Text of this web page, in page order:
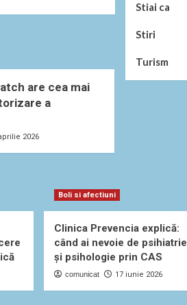
are cea mai
a
2026
Stiai ca
Stiri
Turism
Boli si afectiuni
Clinica Prevencia explică:
când ai nevoie de psihiatrie
și psihologie prin CAS
comunicat 17 iunie 2026